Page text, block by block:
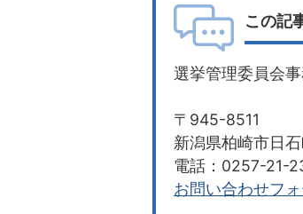
この記
選挙管理委員会
〒945-8511
新潟県柏崎市日
電話：0257-21-
お問い合わせフ